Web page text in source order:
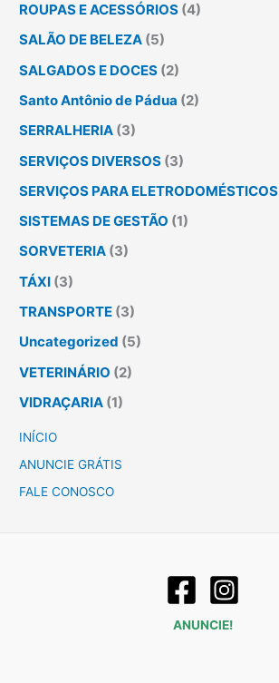
ROUPAS E ACESSÓRIOS (4)
SALÃO DE BELEZA (5)
SALGADOS E DOCES (2)
Santo Antônio de Pádua (2)
SERRALHERIA (3)
SERVIÇOS DIVERSOS (3)
SERVIÇOS PARA ELETRODOMÉSTICOS
SISTEMAS DE GESTÃO (1)
SORVETERIA (3)
TÁXI (3)
TRANSPORTE (3)
Uncategorized (5)
VETERINÁRIO (2)
VIDRAÇARIA (1)
INÍCIO
ANUNCIE GRÁTIS
FALE CONOSCO
ANUNCIE!